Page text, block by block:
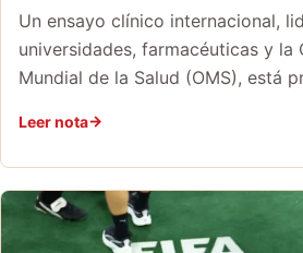
Un ensayo clínico internacional,
universidades, farmacéuticas y la
Mundial de la Salud (OMS), está
Leer nota